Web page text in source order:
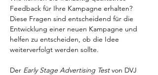
Feedback für Ihre Kampagne erhalten?
Diese Fragen sind entscheidend für die
Entwicklung einer neuen Kampagne und
helfen zu entscheiden, ob die Idee
weiterverfolgt werden sollte.
Der Early Stage Advertising Test von DVJ